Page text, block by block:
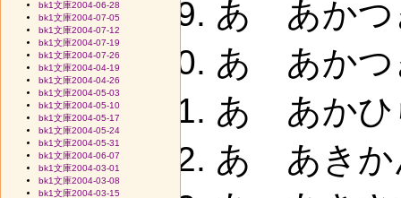
あ あかつ
あ あかつ
あ あかひ
あ あきか
bk1文庫2004-06-28
bk1文庫2004-07-05
bk1文庫2004-07-12
bk1文庫2004-07-19
bk1文庫2004-07-26
bk1文庫2004-04-19
bk1文庫2004-04-26
bk1文庫2004-05-03
bk1文庫2004-05-10
bk1文庫2004-05-17
bk1文庫2004-05-24
bk1文庫2004-05-31
bk1文庫2004-06-07
bk1文庫2004-03-01
bk1文庫2004-03-08
bk1文庫2004-03-15